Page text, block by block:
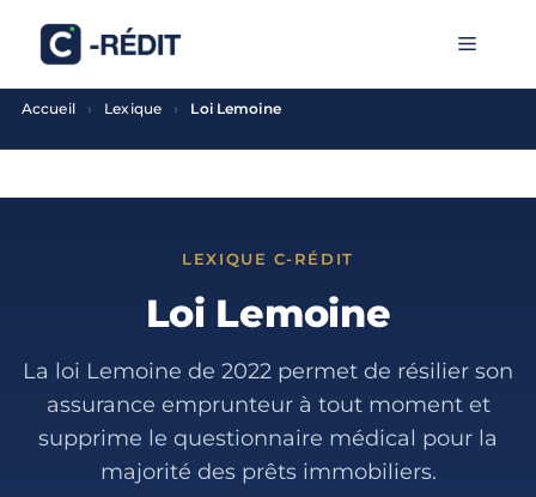
MENU
Accueil › Lexique › Loi Lemoine
LEXIQUE C-RÉDIT
Loi Lemoine
La loi Lemoine de 2022 permet de résilier son
assurance emprunteur à tout moment et
supprime le questionnaire médical pour la
majorité des prêts immobiliers.